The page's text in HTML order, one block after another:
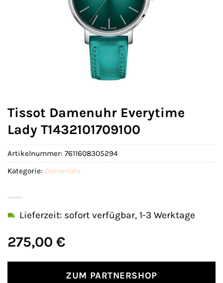
Tissot Damenuhr Everytime
Lady T1432101709100
275,00 €
Lieferzeit: sofort verfügbar, 1-3 Werktage
ZUM PARTNERSHOP
Artikelnummer: 7611608305294
Kategorie: Damenuhr